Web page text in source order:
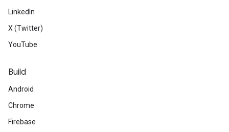
LinkedIn
X (Twitter)
YouTube
Build
Android
Chrome
Firebase